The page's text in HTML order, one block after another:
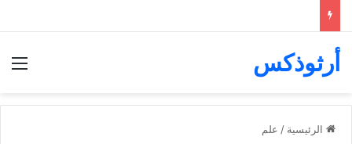
أرثوذكس
الرئيسية / علم